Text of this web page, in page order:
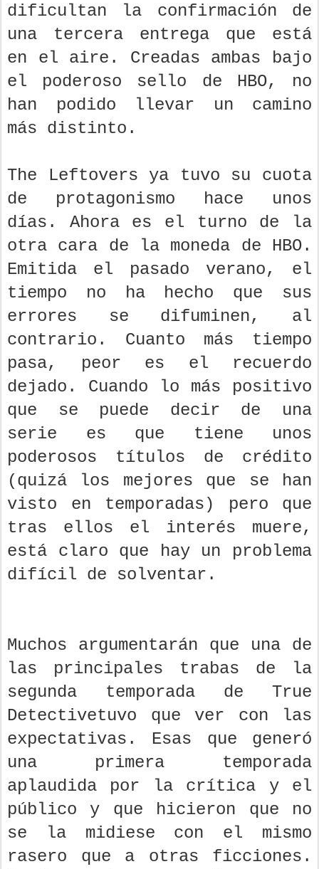
dificultan la confirmación de
una tercera entrega que está
en el aire. Creadas ambas bajo
el poderoso sello de HBO, no
han podido llevar un camino
más distinto.
The Leftovers ya tuvo su cuota
de protagonismo hace unos
días. Ahora es el turno de la
otra cara de la moneda de HBO.
Emitida el pasado verano, el
tiempo no ha hecho que sus
errores se difuminen, al
contrario. Cuanto más tiempo
pasa, peor es el recuerdo
dejado. Cuando lo más positivo
que se puede decir de una
serie es que tiene unos
poderosos títulos de crédito
(quizá los mejores que se han
visto en temporadas) pero que
tras ellos el interés muere,
está claro que hay un problema
difícil de solventar.
Muchos argumentarán que una de
las principales trabas de la
segunda temporada de True
Detectivetuvo que ver con las
expectativas. Esas que generó
una primera temporada
aplaudida por la crítica y el
público y que hicieron que no
se la midiese con el mismo
rasero que a otras ficciones.